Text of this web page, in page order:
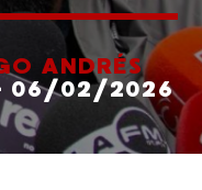
ANDRÉS
06/02/2026